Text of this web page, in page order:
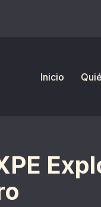
Inicio